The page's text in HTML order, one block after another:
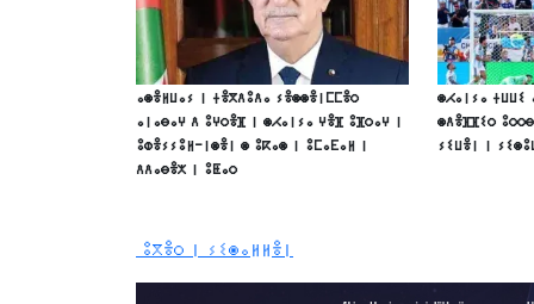
ⴰⵙⴻⵍⵡⴰⵢ ⵏ ⵜⴻⴳⴷⵓⴷⴰ ⵢⴻⵙⵙⴻⵏⵎⵎⴻⵔ
ⴰⵏⴰⴱⴰⵖ ⴷ ⵓⵖⵔⴻⴼ ⵏ ⵙⵃⴰⵏⵢⴰ ⵖⴻⴼ ⵓⴼⵔⴰⵖ ⵏ
ⵓⵀⴻⵢⵢⵓⵍ-ⵏⵙⴻⵏ ⵙ ⵓⴽⴰⵙ ⵏ ⵓⵎⴰⴹⴰⵍ ⵏ
ⴷⴷⴰⴱⴻⵅ ⵏ ⵓⵟⴰⵔ
ⵙⵃⴰⵏⵢⴰ
ⵙⴷⴻⴼⴼⵉⵔ
ⵢⵉⵡⴻⵏ ⵏ
ⵓⴳⴻⵔ ⵏ ⵢⵉⵙⴰⵍⵍⴻⵏ